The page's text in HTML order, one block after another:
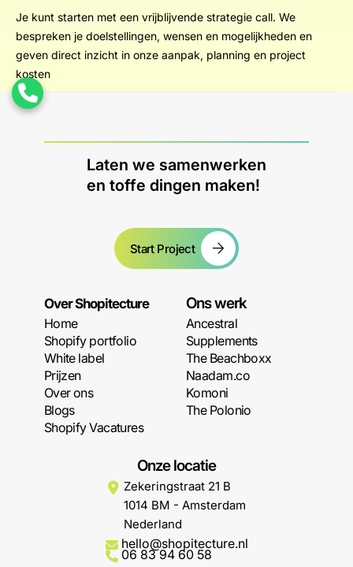
Je kunt starten met een vrijblijvende strategie call. We
bespreken je doelstellingen, wensen en mogelijkheden en
geven direct inzicht in onze aanpak, planning en project
kosten
Laten we samenwerken
en toffe dingen maken!
Start Project
Over Shopitecture
Home
Shopify portfolio
White label
Prijzen
Over ons
Blogs
Shopify Vacatures
Ons werk
Ancestral
Supplements
The Beachboxx
Naadam.co
Komoni
The Polonio
Onze locatie
Zekeringstraat 21 B
1014 BM - Amsterdam
Nederland
hello@shopitecture.nl
06 83 94 60 58